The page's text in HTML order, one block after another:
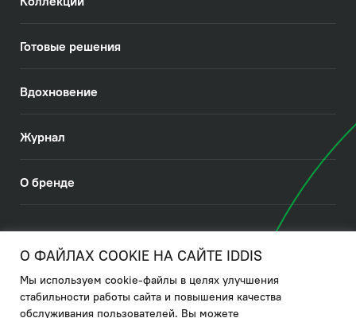
Готовые решения
Вдохновение
Журнал
О бренде
Политика в отношении использования файлов cookies
Политика обработки ПДн
О ФАЙЛАХ COOKIE НА САЙТЕ IDDIS
Мы используем cookie-файлы в целях улучшения
стабильности работы сайта и повышения качества
обслуживания пользователей. Вы можете